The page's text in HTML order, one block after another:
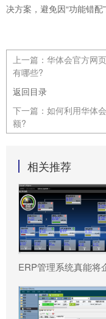
决方案，避免因“功能错配
上一篇： 华体会官方网
有哪些?
返回目录
下一篇： 如何利用华体
额?
相关推荐